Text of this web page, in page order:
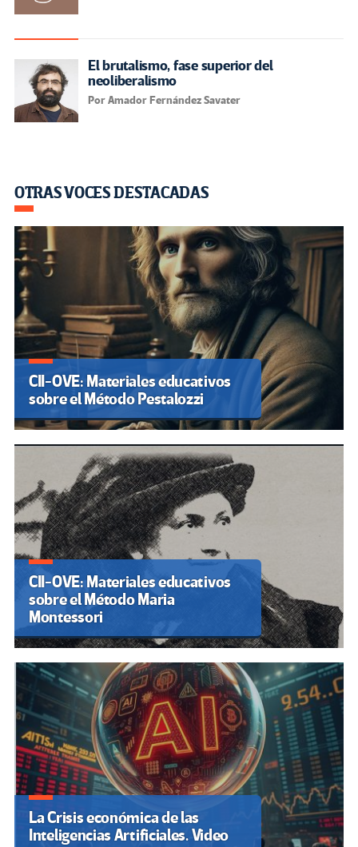
El brutalismo, fase superior del
neoliberalismo
Por Amador Fernández Savater
OTRAS VOCES DESTACADAS
CII-OVE: Materiales educativos
sobre el Método Pestalozzi
CII-OVE: Materiales educativos
sobre el Método Maria
Montessori
La Crisis económica de las
Inteligencias Artificiales. Video